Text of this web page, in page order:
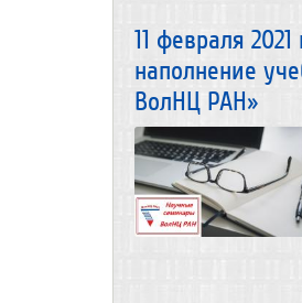
11 февраля
наполнение
ВолНЦ РАН»